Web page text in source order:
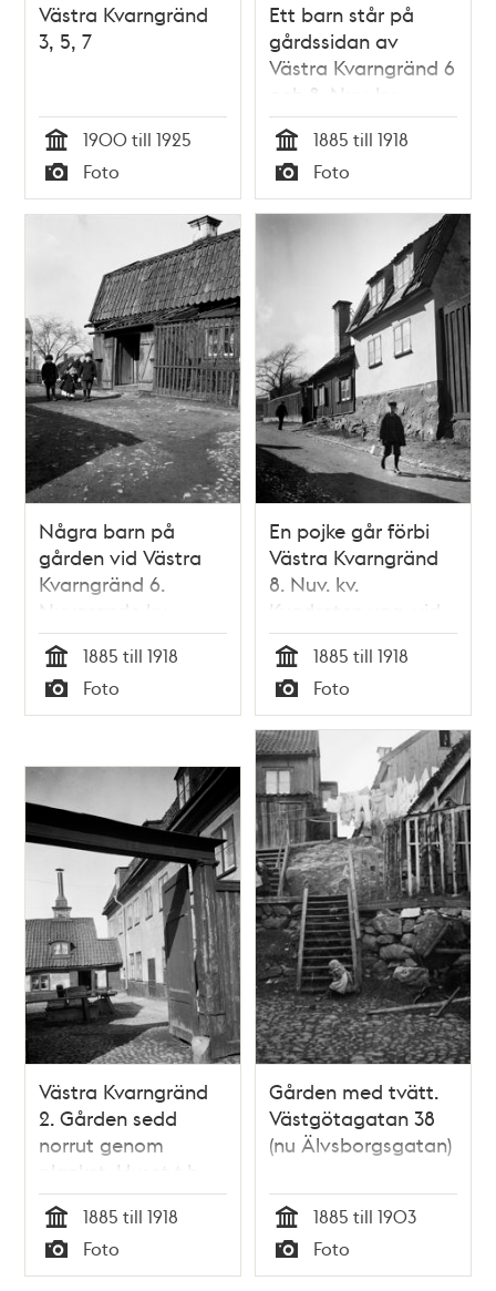
Västra Kvarngränd
3, 5, 7
Tid
1900 till 1925
Typ
Foto
Ett barn står på
gårdssidan av
Västra Kvarngränd 6
och 8. Nuv. kv.
Kvadraten ung. norr
om
Allhelgonagatan,
tidigare
Tid
1885 till 1918
Typ
Foto
Några barn på
gården vid Västra
Kvarngränd 6.
Nuvarande kv.
Kvadraten
Tid
1885 till 1918
Typ
Foto
En pojke går förbi
Västra Kvarngränd
8. Nuv. kv.
Kvadraten ung. vid
Allhelgonagatan
Tid
1885 till 1918
Typ
Foto
Västra Kvarngränd
2. Gården sedd
norrut genom
planket. Huset t.h.
har framsidan mot
Götgatan. Nuv. kv.
Kvadraten, ung. vid
Götgatan 92
Tid
1885 till 1918
Typ
Foto
Gården med tvätt.
Västgötagatan 38
(nu Älvsborgsgatan)
Tid
1885 till 1903
Typ
Foto